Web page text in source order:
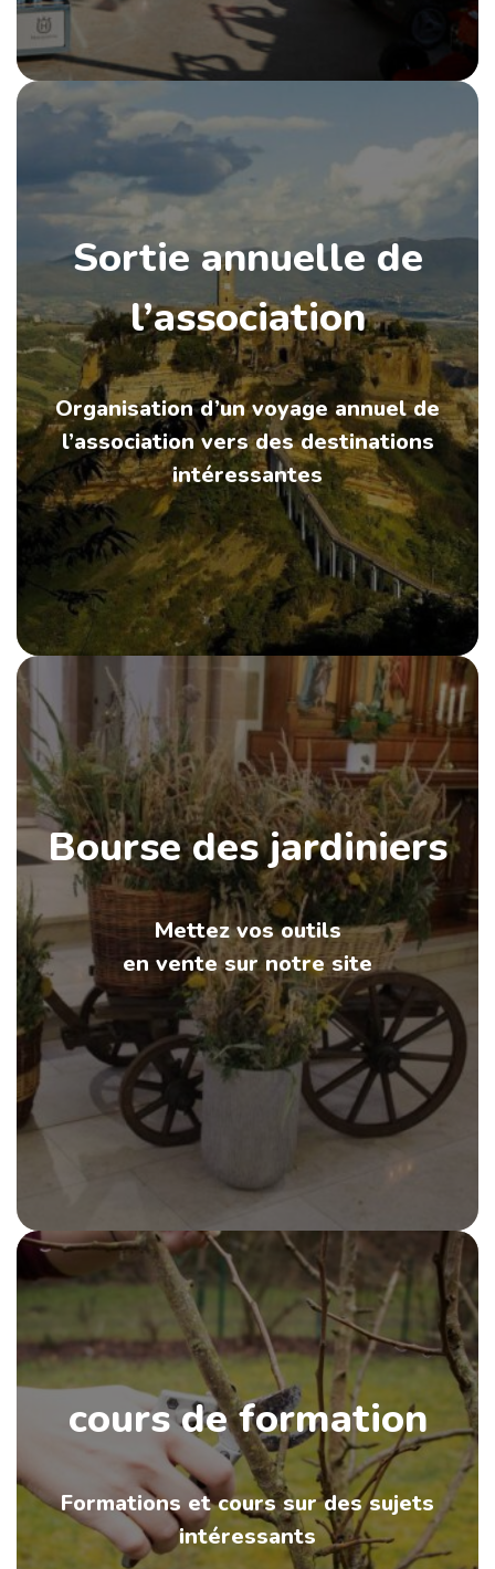
Sortie annuelle de
l’association
Organisation d’un voyage annuel de
l’association vers des destinations
intéressantes
Bourse des jardiniers
Mettez vos outils
en vente sur notre site
cours de formation
Formations et cours sur des sujets
intéressants